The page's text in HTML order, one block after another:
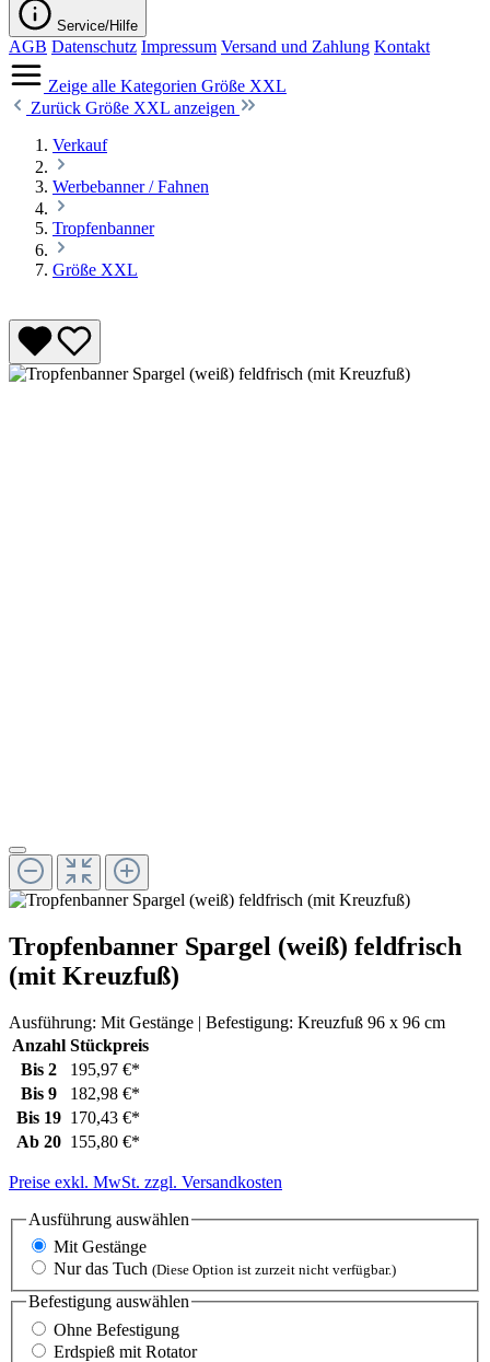
Service/Hilfe
AGB Datenschutz Impressum Versand und Zahlung Kontakt
Zeige alle Kategorien Größe XXL
Zurück Größe XXL anzeigen
Verkauf
Werbebanner / Fahnen
Tropfenbanner
Größe XXL
Tropfenbanner Spargel (weiß) feldfrisch
(mit Kreuzfuß)
Ausführung: Mit Gestänge | Befestigung: Kreuzfuß 96 x 96 cm
Anzahl Stückpreis
Bis 2
195,97 €*
Bis 9
182,98 €*
Bis 19 170,43 €*
Ab 20 155,80 €*
Preise exkl. MwSt. zzgl. Versandkosten
Ausführung auswählen
Mit Gestänge
Nur das Tuch (Diese Option ist zurzeit nicht verfügbar.)
Befestigung auswählen
Ohne Befestigung
Erdspieß mit Rotator